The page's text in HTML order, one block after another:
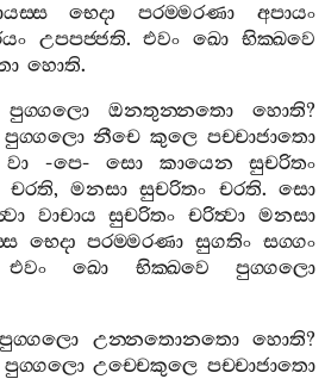
භෙදා පරම‍්මරණා
අපායං
උපපජ‍්ජති.එවං ඛො භික‍්ඛවෙ
හොති.
පුග‍්ගලො ඔනතුන‍්නතො හොති?
පුග‍්ගලො නීචෙ කුලෙ පච‍්චාජාතො
වා -පෙ- සො කායෙන
සුචරිතං
චරති,මනසා සුචරිතං චරති.සො
වාචාය සුචරිතං චරිත්‍වා මනසා
භෙදා පරම‍්මරණා සුගතිං සග‍්ගං
එවං ඛො භික‍්ඛවෙ
පුග‍්ගලො
පුග‍්ගලො උන‍්නතොනතො හොති?
පුග‍්ගලො උච‍්චෙකුලෙ පච‍්චාජාතො